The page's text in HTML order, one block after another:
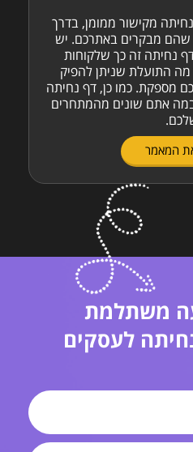
מקישור ממומן, בדרך
שהם מבקרים באתרכם. יש
נחיתה זה כך שלקוחות
מה התועלת שניתן להפיק
מספקת. כמו כן, דף נחיתה
אתם שונים מהמתחרים
המאמר
משתלמת
לעסקים